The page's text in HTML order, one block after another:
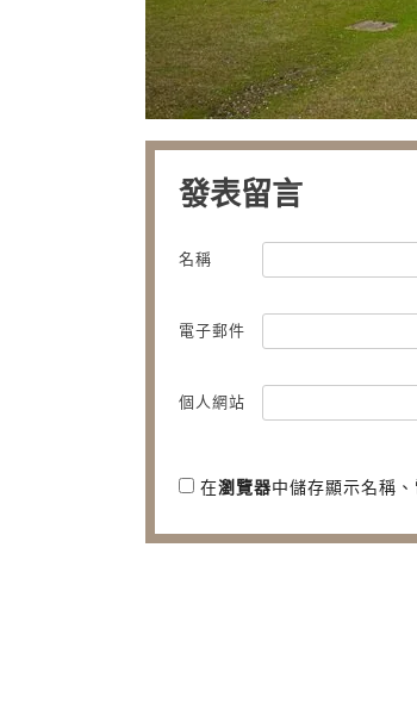
發表留言
名稱
電子郵件
個人網站
在瀏覽器中儲存顯示名稱